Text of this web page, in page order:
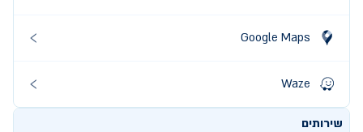
Google Maps
Waze
שירותים